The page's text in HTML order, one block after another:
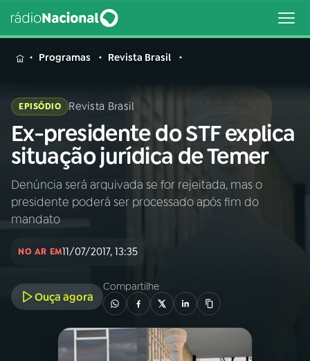
MENU
Buscar
na
Rádio
Nacional
Buscar
AO VIVO
01INÍCIO
02A RÁDIO
PROGRAMAÇÃO
Programas Revista Brasil
EPISÓDIO Revista Brasil
Ex-presidente do STF explica
situação jurídica de Temer
Denúncia será arquivada se for rejeitada, mas o
presidente poderá ser processado após fim do
mandato
NO AR EM11/07/2017, 13:35
Ouça agora
Compartilhe